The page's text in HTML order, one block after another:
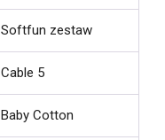
Softfun zestaw
Cable 5
Baby Cotton